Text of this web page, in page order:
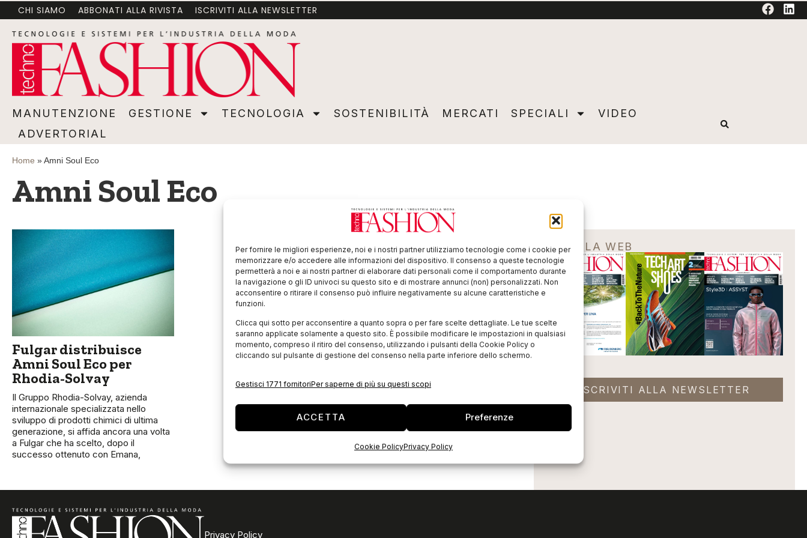
Per fornire le migliori esperienze, noi e i nostri partner utilizziamo tecnologie come i cookie per
memorizzare e/o accedere alle informazioni del dispositivo. Il consenso a queste tecnologie
permetterà a noi e ai nostri partner di elaborare dati personali come il comportamento durante
la navigazione o gli ID univoci su questo sito e di mostrare annunci (non) personalizzati. Non
acconsentire o ritirare il consenso può influire negativamente su alcune caratteristiche e
funzioni.
Clicca qui sotto per acconsentire a quanto sopra o per fare scelte dettagliate. Le tue scelte
saranno applicate solamente a questo sito. È possibile modificare le impostazioni in qualsiasi
momento, compreso il ritiro del consenso, utilizzando i pulsanti della Cookie Policy o
cliccando sul pulsante di gestione del consenso nella parte inferiore dello schermo.
Gestisci 1771 fornitoriPer saperne di più su questi scopi
ACCETTA Preferenze
Cookie PolicyPrivacy Policy
MANUTENZIONE GESTIONE TECNOLOGIA SOSTENIBILITÀ MERCATI SPECIALI VIDEO ADVERTORIAL
CHI SIAMO ABBONATI ALLA RIVISTA ISCRIVITI ALLA NEWSLETTER
MANUTENZIONE GESTIONE TECNOLOGIA SOSTENIBILITÀ MERCATI SPECIALI
VIDEO
ADVERTORIAL
Home »Amni Soul Eco
Amni Soul Eco
Fulgar distribuisce
Amni Soul Eco per
Rhodia-Solvay
Il Gruppo Rhodia-Solvay, azienda
internazionale specializzata nello
sviluppo di prodotti chimici di ultima
generazione, si affida ancora una volta
a Fulgar che ha scelto, dopo il
successo ottenuto con Emana,
EDICOLA WEB
ISCRIVITI ALLA NEWSLETTER
Privacy Policy